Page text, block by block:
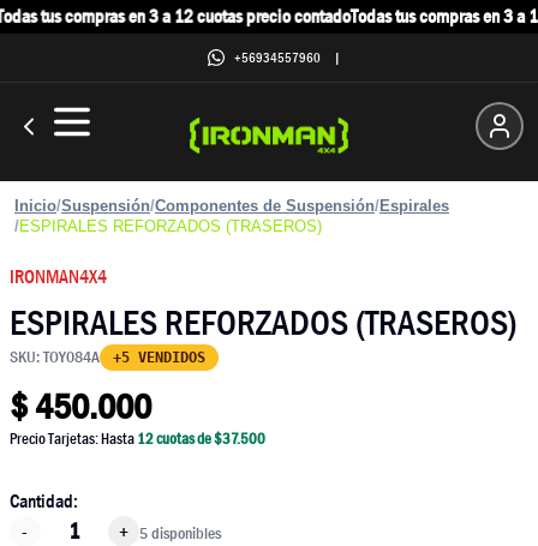
tus compras en 3 a 12 cuotas precio contadoTodas tus compras en 3 a
+56934557960 |
Inicio/Suspensión/Componentes de Suspensión/Espirales
/ESPIRALES REFORZADOS (TRASEROS)
IRONMAN4X4
ESPIRALES REFORZADOS (TRASEROS)
SKU:TOY084A +5 VENDIDOS
$450.000
Precio Tarjetas: Hasta12cuotas de $37.500
Cantidad:
-
+ 5 disponibles